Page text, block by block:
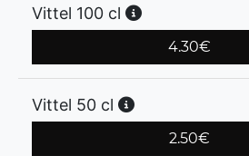
Vittel 100 cl
4.30€
Vittel 50 cl
2.50€